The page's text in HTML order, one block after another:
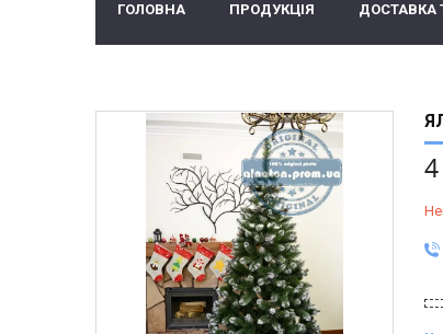
ГОЛОВНА ПРОДУКЦІЯ ДОСТАВКА